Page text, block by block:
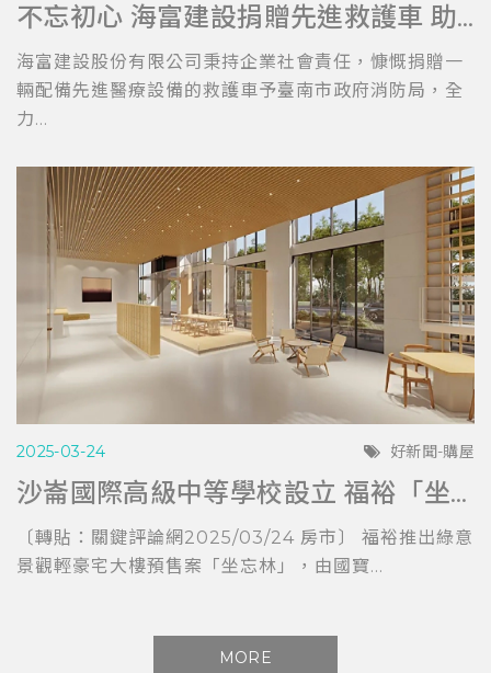
不忘初心 海富建設捐贈先進救護車 助力台南消防局提升救護效能
海富建設股份有限公司秉持企業社會責任，慷慨捐贈一
輛配備先進醫療設備的救護車予臺南市政府消防局，全
力...
2025-03-24 好新聞-購屋
沙崙國際高級中等學校設立 福裕「坐忘林」擁科技與教育加持
〔轉貼：關鍵評論網2025/03/24 房市〕 福裕推出綠意
景觀輕豪宅大樓預售案「坐忘林」，由國寶...
MORE